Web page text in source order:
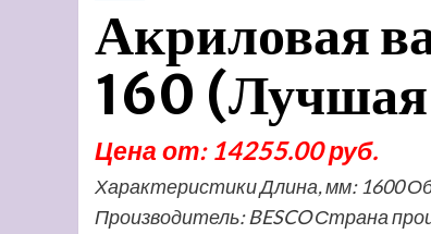
Акриловая
160 (Лучшая
Цена от: 14255.00 руб.
Характеристики Длина, мм: 1600
Производитель: BESCO Страна